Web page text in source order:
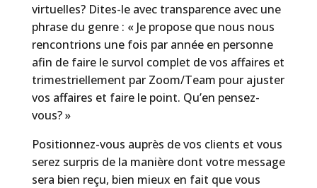
virtuelles? Dites-le avec transparence avec une
phrase du genre : « Je propose que nous nous
rencontrions une fois par année en personne
afin de faire le survol complet de vos affaires et
trimestriellement par Zoom/Team pour ajuster
vos affaires et faire le point. Qu’en pensez-
vous? »
Positionnez-vous auprès de vos clients et vous
serez surpris de la manière dont votre message
sera bien reçu, bien mieux en fait que vous